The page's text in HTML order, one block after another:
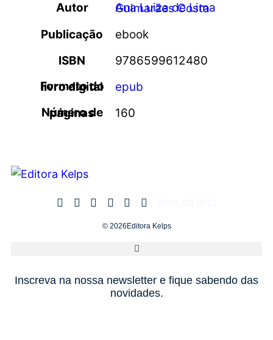
Autor
Ana Luiza de Lima Guimarães Costa
Publicação
ebook
ISBN
9786599612480
Formato do livro digital
epub
Número de páginas
160
© 2026Editora Kelps
Inscreva na nossa newsletter e fique sabendo das
novidades.